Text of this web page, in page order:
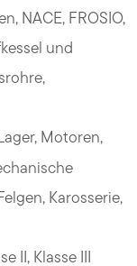
NACE, FROSIO,
und
Motoren,
Karosserie,
II, Klasse III